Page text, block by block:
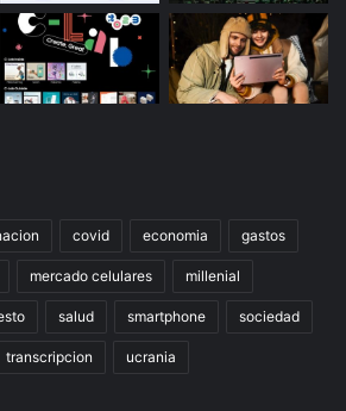
covid economia gastos
mercado celulares millenial
salud smartphone sociedad
transcripcion ucrania